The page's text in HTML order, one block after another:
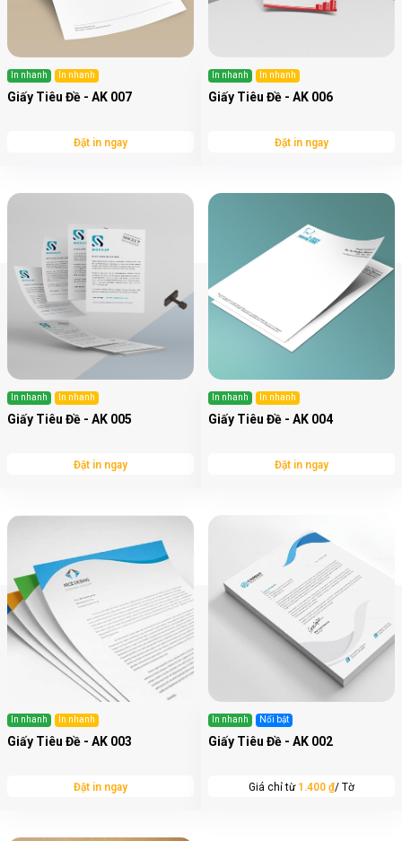
In nhanh In nhanh
Giấy Tiêu Đề - AK 007
Đặt in ngay
In nhanh In nhanh
Giấy Tiêu Đề - AK 006
Đặt in ngay
In nhanh In nhanh
Giấy Tiêu Đề - AK 005
Đặt in ngay
In nhanh In nhanh
Giấy Tiêu Đề - AK 004
Đặt in ngay
In nhanh In nhanh
Giấy Tiêu Đề - AK 003
Đặt in ngay
In nhanh Nổi bật
Giấy Tiêu Đề - AK 002
Giá chỉ từ 1.400 ₫/ Tờ